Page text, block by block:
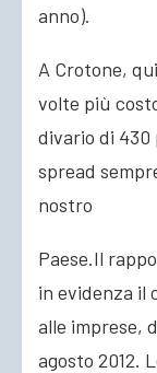
anno).
A Crotone,
volte più
divario di 430
spread
nostro
Paese.Il
in evidenza il
alle imprese,
agosto 2012.